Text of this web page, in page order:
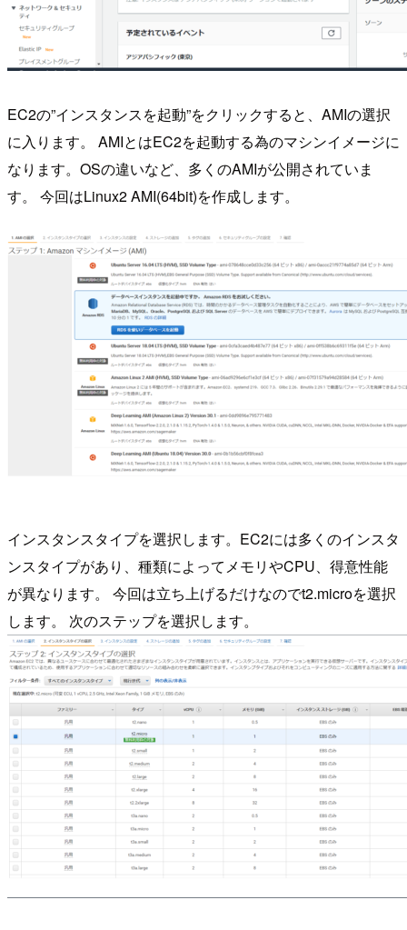
EC2の”インスタンスを起動”をクリックすると、AMIの選択
に入ります。 AMIとはEC2を起動する為のマシンイメージに
なります。OSの違いなど、多くのAMIが公開されていま
す。 今回はLinux2 AMI(64bit)を作成します。
インスタンスタイプを選択します。EC2には多くのインスタ
ンスタイプがあり、種類によってメモリやCPU、得意性能
が異なります。 今回は立ち上げるだけなのでt2.microを選択
します。 次のステップを選択します。